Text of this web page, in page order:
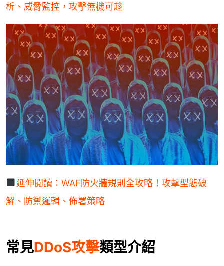
析、威脅監控，攻擊無機可趁
延伸閱讀：WAF防火牆規則全攻略！攻擊型態破
解、防禦邏輯、佈署策略
常見DDoS攻擊類型介紹